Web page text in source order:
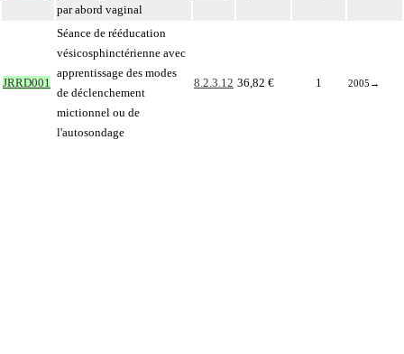
par abord vaginal
JRRD001
Séance de rééducation
vésicosphinctérienne avec
apprentissage des modes
de déclenchement
mictionnel ou de
l'autosondage
8.2.3.12 36,82 € 1 2005 →